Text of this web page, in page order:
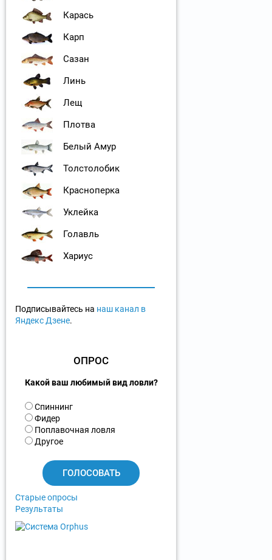
Карась
Карп
Сазан
Линь
Лещ
Плотва
Белый Амур
Толстолобик
Красноперка
Уклейка
Голавль
Хариус
Подписывайтесь на наш канал в
Яндекс Дзене.
ОПРОС
Какой ваш любимый вид ловли?
В
а
р
и
Спиннинг
Фидер
Поплавочная ловля
Другое
Старые опросы
Результаты